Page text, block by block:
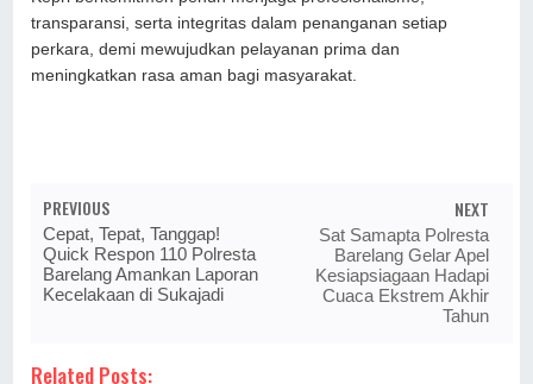
transparansi, serta integritas dalam penanganan setiap
perkara, demi mewujudkan pelayanan prima dan
meningkatkan rasa aman bagi masyarakat.
PREVIOUS
Cepat, Tepat, Tanggap!
Quick Respon 110 Polresta
Barelang Amankan Laporan
Kecelakaan di Sukajadi
NEXT
Sat Samapta Polresta
Barelang Gelar Apel
Kesiapsiagaan Hadapi
Cuaca Ekstrem Akhir
Tahun
Related Posts: